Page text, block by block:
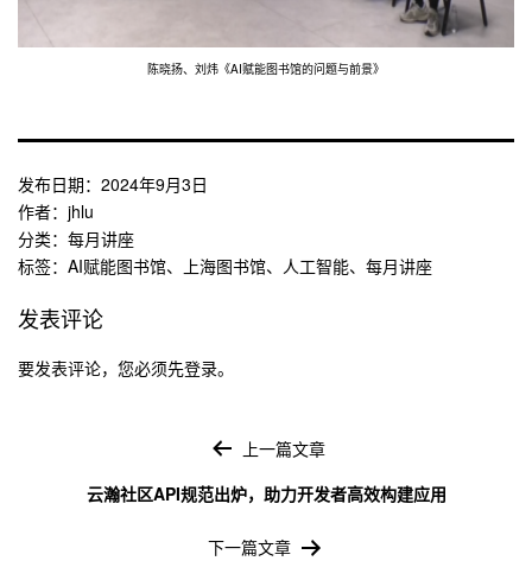
陈晓扬、刘炜《AI赋能图书馆的问题与前景》
发布日期： 2024年9月3日
作者： jhlu
分类： 每月讲座
标签： AI赋能图书馆、 上海图书馆、 人工智能、 每月讲座
发表评论
要发表评论，您必须先登录。
上一篇文章
云瀚社区API规范出炉，助力开发者高效构建应用
下一篇文章